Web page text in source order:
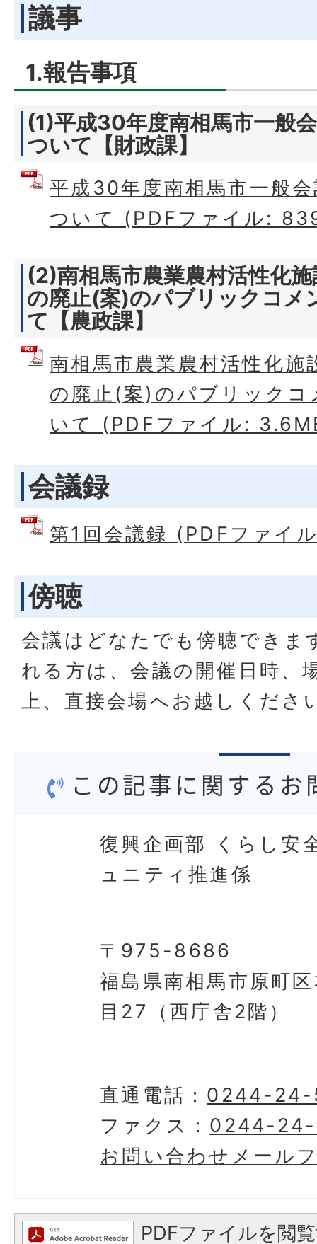
議事
1.報告事項
(1)平成30年度南相馬市一般
ついて【財政課】
平成30年度南相馬市一般
ついて (PDFファイル:
(2)南相馬市農業農村活性化
の廃止(案)のパブリックコメ
て【農政課】
南相馬市農業農村活性化施
の廃止(案)のパブリックコ
いて (PDFファイル:
会議録
第1回会議録 (PDFファイ
傍聴
会議はどなたでも傍聴できま
れる方は、会議の開催日時、
上、直接会場へお越しくださ
この記事に関するお
復興企画部 くらし安
ュニティ推進係
〒975-8686
福島県南相馬市原町
目27（西庁舎2階）
直通電話： 0244-24-
ファクス： 0244-
お問い合わせメール
PDFファイルを閲